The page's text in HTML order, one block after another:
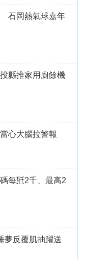
石岡熱氣球嘉年
縣推家用廚餘機
心大腦拉警報
每瓩2千、最高2
夢反覆肌抽躍送